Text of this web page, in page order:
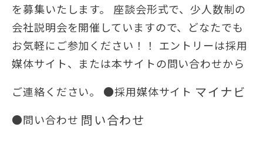
を募集いたします。 座談会形式で、少人数制の
会社説明会を開催していますので、どなたでも
お気軽にご参加ください！！ エントリーは採用
媒体サイト、または本サイトの問い合わせから
ご連絡ください。 ●採用媒体サイト マイナビ
●問い合わせ 問い合わせ